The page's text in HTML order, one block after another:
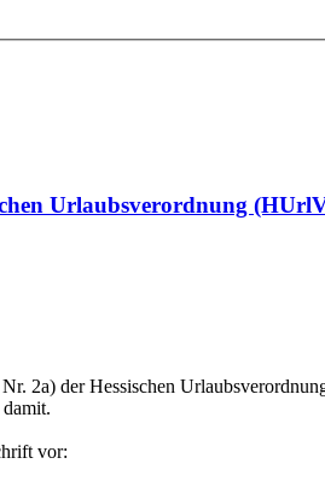
Urlaubsverordnung
2a) der Hessischen
vor: